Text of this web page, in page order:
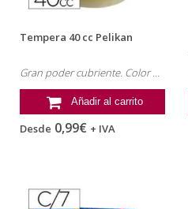
Tempera 40 cc Pelikan
Gran poder cubriente. Color Amarillo.
Añadir al carrito
Desde 0,99€ + IVA